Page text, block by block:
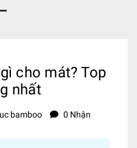
cho mát? Top
nhất
bamboo
0 Nhận